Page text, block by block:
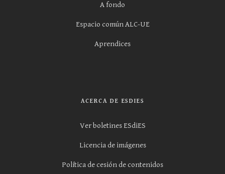
A fondo
Espacio común ALC-UE
Aprendices
ACERCA DE ESDIES
Ver boletines ESdiES
Licencia de imágenes
Política de cesión de contenidos